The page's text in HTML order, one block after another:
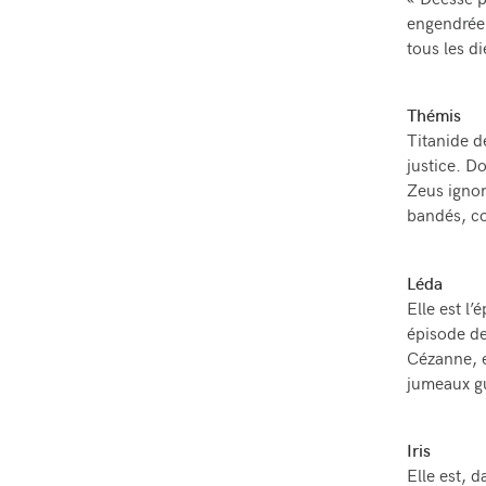
tous les
Thémis
Titanide
justice.
Zeus
bandés,
Léda
Elle est
épisode
Cézanne,
jumeaux
Iris
Elle est,